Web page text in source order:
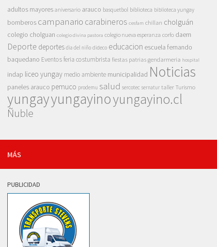
adultos mayores aniversario arauco basquetbol biblioteca biblioteca yungay
bomberos campanario carabineros cesfam chillan cholguán
colegio cholguan colegio divina pastora colegio nueva esperanza corfo daem
Deporte deportes dia del niño dideco educacion escuela fernando
baquedano Eventosferia costumbrista fiestas patrias gendarmeria hospital
indap liceo yungay medio ambiente municipalidad Noticias
paneles arauco pemuco prodemu salud sercotec sernatur taller Turismo
yungayyungayinoyungayino.cl
Ñuble
MÁS
PUBLICIDAD